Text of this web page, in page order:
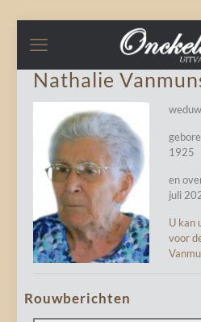
Nathalie
1925
en
juli
U kan
voor
Rouwberichten